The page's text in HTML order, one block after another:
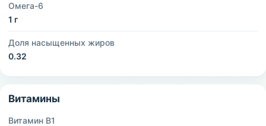
Омега-6
1 г
Доля насыщенных жиров
0.32
Витамины
Витамин B1